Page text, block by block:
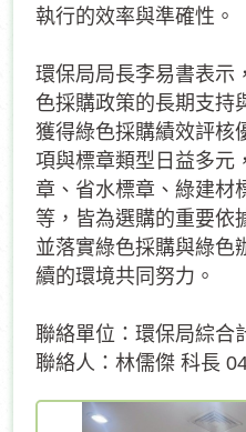
執行的效率與準確性。
環保局局長李易書表示
色採購政策的長期支持
獲得綠色採購績效評核
項與標章類型日益多元
章、省水標章、綠建材
等，皆為選購的重要依
並落實綠色採購與綠色
續的環境共同努力。
聯絡單位：環保局綜合
聯絡人：林儒傑 科長